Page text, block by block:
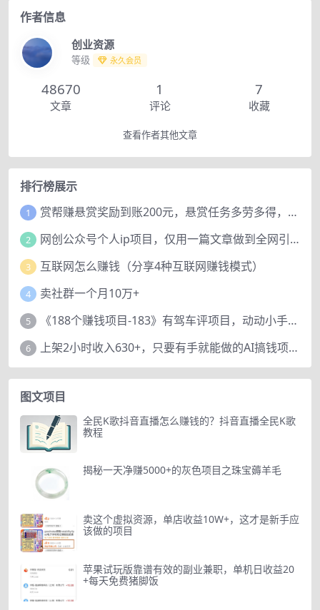
作者信息
创业资源
等级 永久会员
48670
文章
1
评论
7
收藏
查看作者其他文章
排行榜展示
1 赏帮赚悬赏奖励到账200元，悬赏任务多劳多得，人人可做。
2 网创公众号个人ip项目，仅用一篇文章做到全网引流！
3 互联网怎么赚钱（分享4种互联网赚钱模式）
4 卖社群一个月10万+
5 《188个赚钱项目-183》有驾车评项目，动动小手，复制粘贴赚44元！
6 上架2小时收入630+，只要有手就能做的AI搞钱项目，奶奶看完都能学会!
图文项目
全民K歌抖音直播怎么赚钱的？抖音直播全民K歌
教程
揭秘一天净赚5000+的灰色项目之珠宝薅羊毛
卖这个虚拟资源，单店收益10W+，这才是新手应
该做的项目
苹果试玩版靠谱有效的副业兼职，单机日收益20
+每天免费猪脚饭